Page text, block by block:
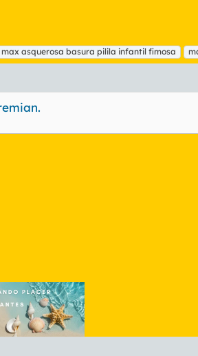
max asquerosa basura pilila infantil fimosa